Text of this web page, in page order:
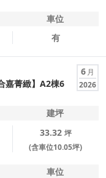
車位
有
嘉菁緻】A2棟6
6 月
2026
建坪
33.32 坪
(含車位10.05坪)
車位